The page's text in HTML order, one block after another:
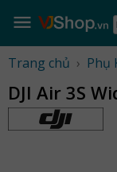
Trang chủ › Phụ
DJI Air 3S